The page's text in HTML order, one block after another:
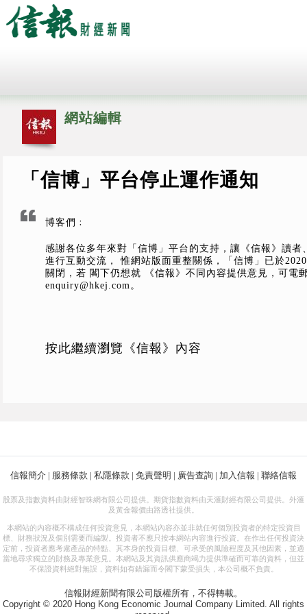
網站編輯
「信博」平台停止運作通知
博客們﹕
感謝各位多年來對「信博」平台的支持，讓《信報》讀者
進行互動交流， 惟網站版面重整關係，「信博」已於
關閉，若 閣下仍想就 《信報》不同內容提供意見，可電
enquiry@hkej.com 。
按此繼續瀏覽《信報》內容
信報簡介 | 服務條款 | 私隱條款 | 免責聲明 | 廣告查詢 | 加入信報 | 聯絡信報
股票及指數資料由財經智珠網有限公司提供。期貨指數資料由天滙財經有限公司提供。外滙
及黃金報價由路透社提供。
本網站的內容概不構成任何投資意見，本網站內容亦並非就任何個別投資者的特定投資目
標、財務狀況及個別需要而編製。投資者不應只按本網站內容進行投資。在作出任何投資決
定前，投資者應考慮產品的特點、其本身的投資目標、可承受的風險程度及其他因素，並適
當地尋求獨立的財務及專業意見。本網站及其資訊供應商竭力提供準確而可靠的資料，但並
不保證資料絕對無誤，資料如有錯漏而令閣下蒙受損失，本公司概不負責。
信報財經新聞有限公司版權所有，不得轉載。
Copyright © 2020 Hong Kong Economic Journal Company Limited. All rights